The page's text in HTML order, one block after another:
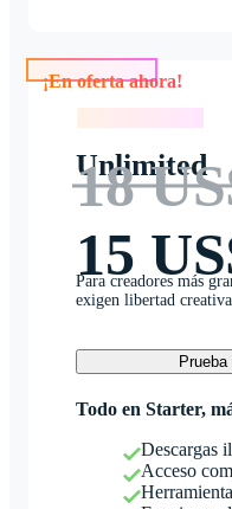
Unlimited
18
15
Para creadores más
exigen libertad creativa
Todo en Starter,
Descargas
Acceso